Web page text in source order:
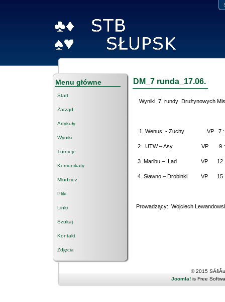
Menu główne
Start
Zarząd
Artykuły
Wyniki
Turnieje
Komunikaty
Młodzież
Pliki
Linki
Szukaj
Kontakt
Zdjęcia
DM_7 runda_17.06.
Wyniki 7 rundy Drużynowych
1. Wenus - Zuchy VP 7 :
2. UTW – Asy VP 9
3. Maribu – Ład VP 12
4. Sławno – Drobinki VP 15
Prowadzący: Wojciech
© 2015
Joomla!is Free